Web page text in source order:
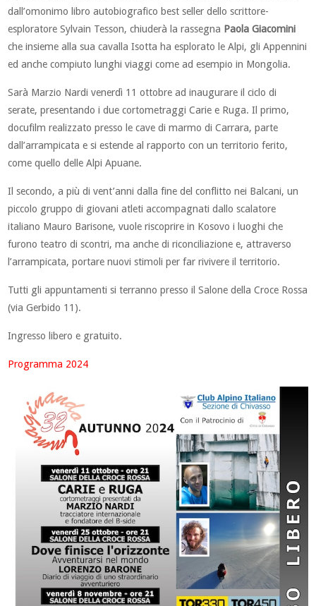
dall’omonimo libro autobiografico best seller dello scrittore-
esploratore Sylvain Tesson, chiuderà la rassegna Paola Giacomini
che insieme alla sua cavalla Isotta ha esplorato le Alpi, gli Appennini
ed anche compiuto lunghi viaggi come ad esempio in Mongolia.
Sarà Marzio Nardi venerdì 11 ottobre ad inaugurare il ciclo di
serate, presentando i due cortometraggi Carie e Ruga. Il primo,
docufilm realizzato presso le cave di marmo di Carrara, parte
dall’arrampicata e si estende al rapporto con un territorio ferito,
come quello delle Alpi Apuane.
Il secondo, a più di vent’anni dalla fine del conflitto nei Balcani, un
piccolo gruppo di giovani atleti accompagnati dallo scalatore
italiano Mauro Barisone, vuole riscoprire in Kosovo i luoghi che
furono teatro di scontri, ma anche di riconciliazione e, attraverso
l’arrampicata, portare nuovi stimoli per far rivivere il territorio.
Tutti gli appuntamenti si terranno presso il Salone della Croce Rossa
(via Gerbido 11).
Ingresso libero e gratuito.
Programma 2024